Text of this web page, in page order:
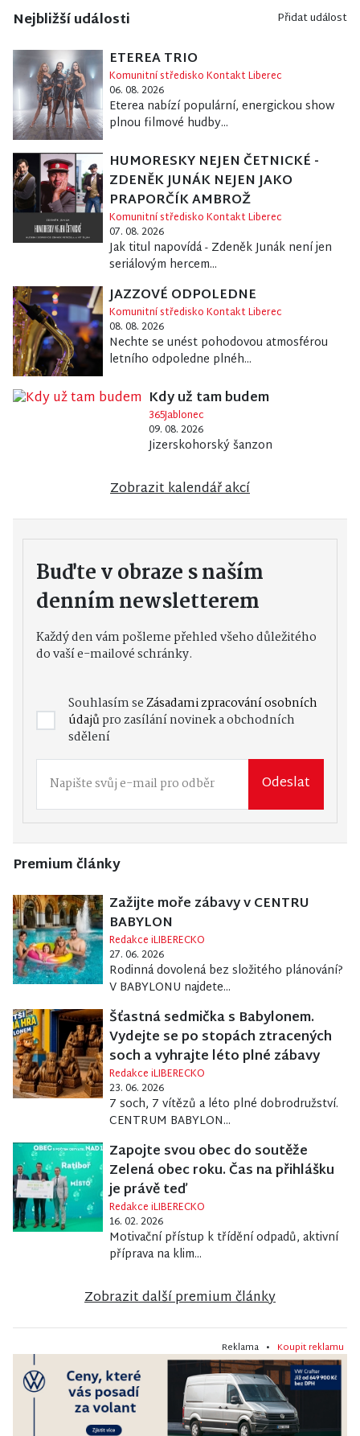
Nejbližší události Přidat událost
ETEREA TRIO
Komunitní středisko Kontakt Liberec
06. 08. 2026
Eterea nabízí populární, energickou show
plnou filmové hudby...
HUMORESKY NEJEN ČETNICKÉ -
ZDENĚK JUNÁK NEJEN JAKO
PRAPORČÍK AMBROŽ
Komunitní středisko Kontakt Liberec
07. 08. 2026
Jak titul napovídá - Zdeněk Junák není jen
seriálovým hercem...
JAZZOVÉ ODPOLEDNE
Komunitní středisko Kontakt Liberec
08. 08. 2026
Nechte se unést pohodovou atmosférou
letního odpoledne plnéh...
Kdy už tam budem
365Jablonec
09. 08. 2026
Jizerskohorský šanzon
Zobrazit kalendář akcí
Buďte v obraze s naším
denním newsletterem
Každý den vám pošleme přehled všeho důležitého
do vaší e-mailové schránky.
Souhlasím seZásadami zpracování osobních
údajůpro zasílání novinek a obchodních
sdělení
Odeslat
Premium články
Zažijte moře zábavy v CENTRU
BABYLON
Redakce iLIBERECKO
27. 06. 2026
Rodinná dovolená bez složitého plánování?
V BABYLONU najdete...
Šťastná sedmička s Babylonem.
Vydejte se po stopách ztracených
soch a vyhrajte léto plné zábavy
Redakce iLIBERECKO
23. 06. 2026
7 soch, 7 vítězů a léto plné dobrodružství.
CENTRUM BABYLON...
Zapojte svou obec do soutěže
Zelená obec roku. Čas na přihlášku
je právě teď
Redakce iLIBERECKO
16. 02. 2026
Motivační přístup k třídění odpadů, aktivní
příprava na klim...
Zobrazit další premium články
Reklama • Koupit reklamu